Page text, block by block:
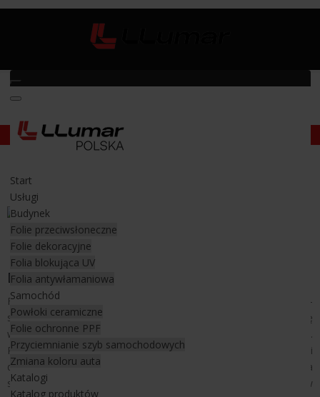
Start
Usługi
Budynek
Folie przeciwsłoneczne
Folie dekoracyjne
Folia blokująca UV
Folia antywłamaniowa
Samochód
Powłoki ceramiczne
Folie ochronne PPF
Przyciemnianie szyb samochodowych
Zmiana koloru auta
Katalogi
Katalog produktów
Folia neutralna
Neutralna folia przecisłoneczna
Dobra folia okienna
Folie przeciwsłoneczne dzielą się na folie lustrzane, spektralno-
selektywne i neutralne. Te ostatnie doskonale spisują się
wszędzie tam gdzie efekt lustra na szybach nie jest pożądany.
Produkty tej gamy są zdecydowanie bardziej stonowane i
dyskretne. Jedna z folii tej serii NHE 20 po zainstalowaniu na
szybie nadaje jej ładny grafitowy kolor doskonale wpisując się w